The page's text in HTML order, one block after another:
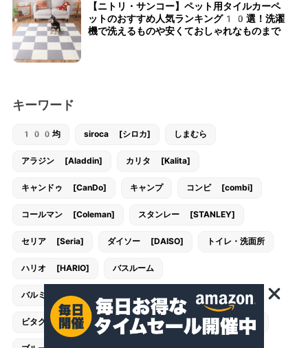
【ニトリ・サンコー】ペット用タイルカーペ
ットのおすすめ人気ランキング10選！洗濯
機で洗えるものや安くておしゃれなものまで
キーワード
100均 siroca [シロカ] しまむら
アラジン [Aladdin] カリタ [Kalita]
キャンドゥ [CanDo] キャンプ コンビ [combi]
コールマン [Coleman] スタンレー [STANLEY]
セリア [Seria] ダイソー [DAISO] トイレ・洗面所
ハリオ [HARIO] バスルーム
バルミューダ [BALMUDA] バンドック [BUNDOK]
ビタクラフト [VitaCraft] フランフラン [Francfranc]